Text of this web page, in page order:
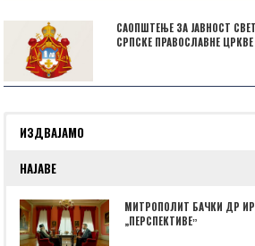
САОПШТЕЊЕ ЗА ЈАВНОСТ
СРПСКЕ ПРАВОСЛАВНЕ ЦРКВЕ
ИЗДВАЈАМО
НАЈАВЕ
МИТРОПОЛИТ БАЧКИ ДР
„ПЕРСПЕКТИВЕˮ